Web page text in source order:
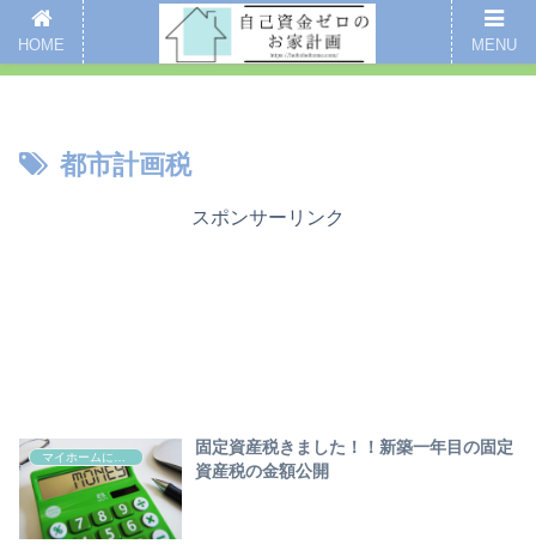
新着記事 愛用品まとめインスタグラム 掃除 全記事一覧
ここをクリックするとブログのご案内ページにいくよ
都市計画税
スポンサーリンク
固定資産税きました！！新築一年目の固定
資産税の金額公開
HOME MENU